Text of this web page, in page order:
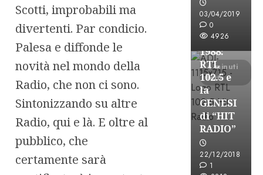
Scotti, improbabili ma
divertenti. Par condicio.
Palesa e diffonde le
novità nel mondo della
Radio, che non ci sono.
Sintonizzando su altre
Radio, qui e là. E oltre al
pubblico, che
certamente sarà
03/04/2019
0
4926
4 minuti
letti
FREE
A-
STORIES-
1988:
RTL
102.5 e
la
GENESI
di “HIT
RADIO”
22/12/2018
1
A-Stories
Formazione